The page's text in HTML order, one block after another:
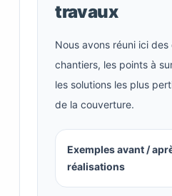
travaux
Nous avons réuni ici
chantiers, les points à
les solutions les plus
de la couverture.
Exemples avant /
réalisations